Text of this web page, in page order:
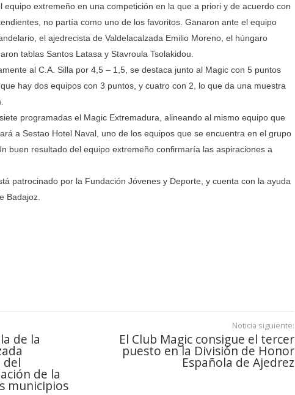
equipo extremeño en una competición en la que a priori y de acuerdo con
no partía como uno de los favoritos. Ganaron ante el equipo
el ajedrecista de Valdelacalzada Emilio Moreno, el húngaro
tablas Santos Latasa y Stavroula Tsolakidou.
al C.A. Silla por 4,5 – 1,5, se destaca junto al Magic con 5 puntos
hay dos equipos con 3 puntos, y cuatro con 2, lo que da una muestra
programadas el Magic Extremadura, alineando al mismo equipo que
a Sestao Hotel Naval, uno de los equipos que se encuentra en el grupo
buen resultado del equipo extremeño confirmaría las aspiraciones a
patrocinado por la Fundación Jóvenes y Deporte, y cuenta con la ayuda
Badajoz.
de la
del
de la
municipios
Noticia siguiente:
El Club Magic consigue el tercer
puesto en la División de Honor
Española de Ajedrez